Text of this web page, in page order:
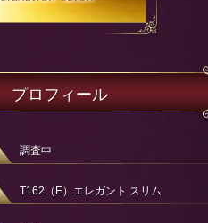
プロフィール
調査中
T162（E）エレガント スリム